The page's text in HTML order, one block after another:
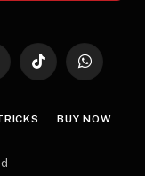
TikTok WhatsApp
BUY NOW